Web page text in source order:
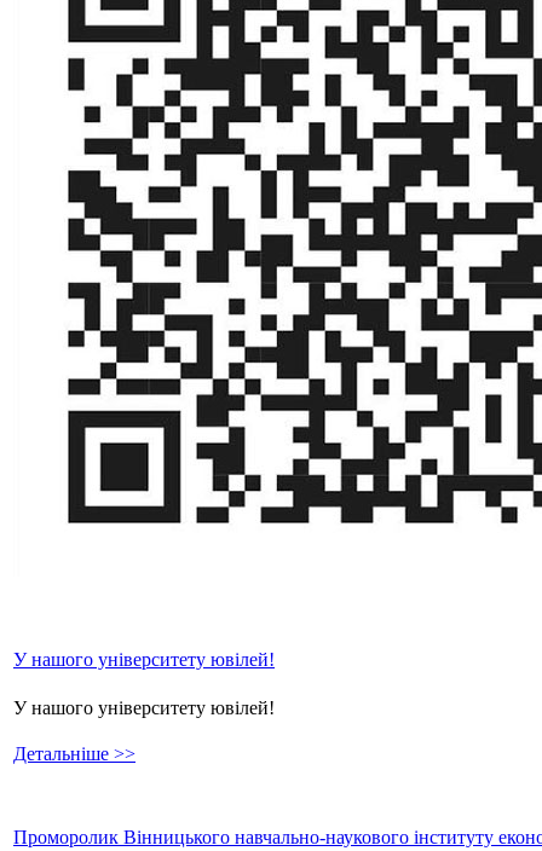
У нашого університету ювілей!
У нашого університету ювілей!
Детальніше >>
Проморолик Вінницького навчально-наукового інституту